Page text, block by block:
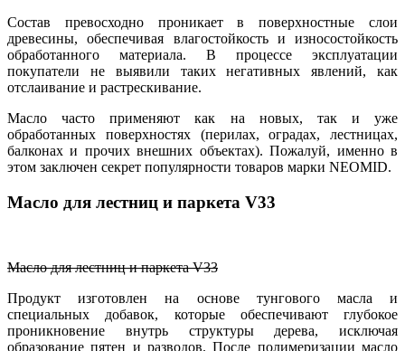
Состав превосходно проникает в поверхностные слои
древесины, обеспечивая влагостойкость и износостойкость
обработанного материала. В процессе эксплуатации
покупатели не выявили таких негативных явлений, как
отслаивание и растрескивание.
Масло часто применяют как на новых, так и уже
обработанных поверхностях (перилах, оградах, лестницах,
балконах и прочих внешних объектах). Пожалуй, именно в
этом заключен секрет популярности товаров марки NEOMID.
Масло для лестниц и паркета V33
Масло для лестниц и паркета V33
Продукт изготовлен на основе тунгового масла и
специальных добавок, которые обеспечивают глубокое
проникновение внутрь структуры дерева, исключая
образование пятен и разводов. После полимеризации масло